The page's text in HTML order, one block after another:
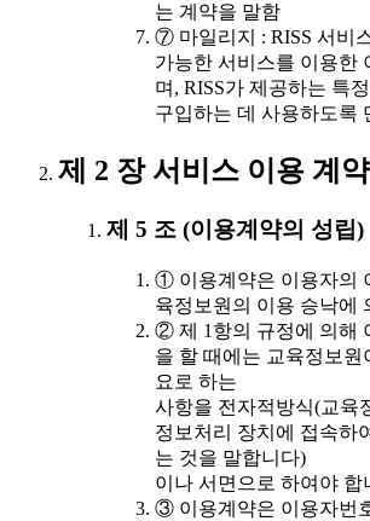
는 계약을 말함
⑦ 마일리지 : RISS 서비
가능한 서비스를 이용한
며, RISS가 제공하는 특
구입하는 데 사용하도록
제 2 장 서비스 이용 계약
제 5 조 (이용계약의 성립)
① 이용계약은 이용자의
육정보원의 이용 승낙에
② 제 1항의 규정에 의해
을 할 때에는 교육정보원
요로 하는
사항을 전자적방식(교육
정보처리 장치에 접속하
는 것을 말합니다)
이나 서면으로 하여야 합
③ 이용계약은 이용자번